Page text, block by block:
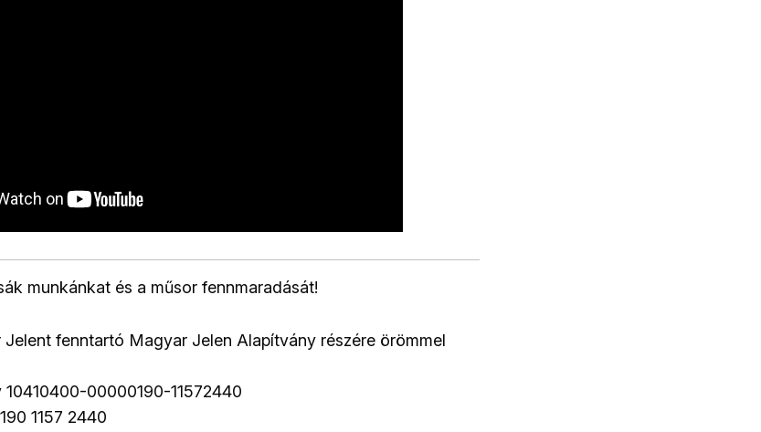
munkánkat és a műsor fennmaradását!
fenntartó Magyar Jelen Alapítvány részére örömmel
00000190-11572440
1157 2440